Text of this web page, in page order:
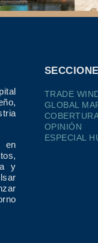
y
TRADE
GLOBAL
OPINIÓN
ESPECIAL